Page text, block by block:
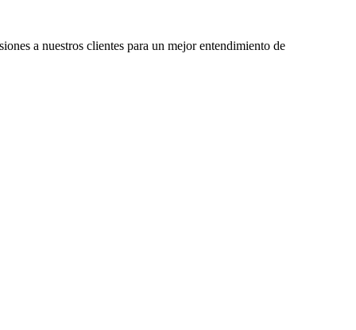
a nuestros clientes para un mejor entendimiento de